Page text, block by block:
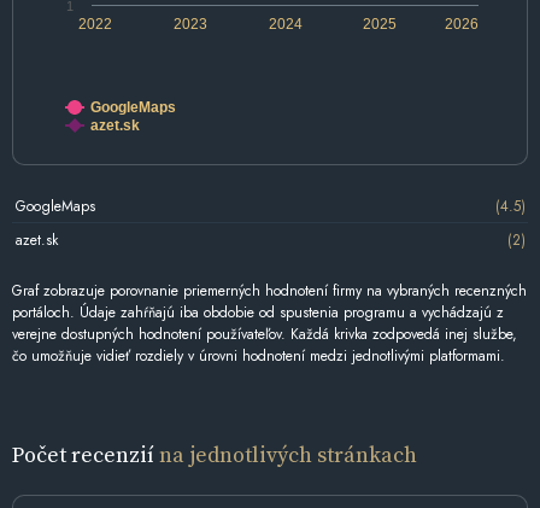
2022 2024 2026
2023 2025
1
GoogleMaps
azet.sk
GoogleMaps
(4.5)
azet.sk
(2)
Graf zobrazuje porovnanie priemerných hodnotení firmy na vybraných recenzných
portáloch. Údaje zahŕňajú iba obdobie od spustenia programu a vychádzajú z
verejne dostupných hodnotení používateľov. Každá krivka zodpovedá inej službe,
čo umožňuje vidieť rozdiely v úrovni hodnotení medzi jednotlivými platformami.
Počet recenziína jednotlivých stránkach